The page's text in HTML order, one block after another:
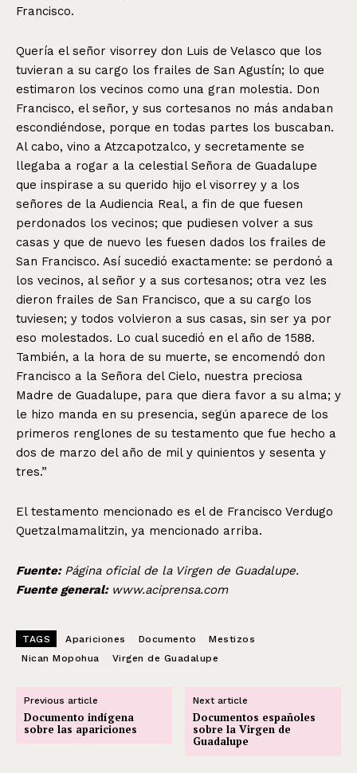
Francisco.
Quería el señor visorrey don Luis de Velasco que los
tuvieran a su cargo los frailes de San Agustín; lo que
estimaron los vecinos como una gran molestia. Don
Francisco, el señor, y sus cortesanos no más andaban
escondiéndose, porque en todas partes los buscaban.
Al cabo, vino a Atzcapotzalco, y secretamente se
llegaba a rogar a la celestial Señora de Guadalupe
que inspirase a su querido hijo el visorrey y a los
señores de la Audiencia Real, a fin de que fuesen
perdonados los vecinos; que pudiesen volver a sus
casas y que de nuevo les fuesen dados los frailes de
San Francisco. Así sucedió exactamente: se perdonó a
los vecinos, al señor y a sus cortesanos; otra vez les
dieron frailes de San Francisco, que a su cargo los
tuviesen; y todos volvieron a sus casas, sin ser ya por
eso molestados. Lo cual sucedió en el año de 1588.
También, a la hora de su muerte, se encomendó don
Francisco a la Señora del Cielo, nuestra preciosa
Madre de Guadalupe, para que diera favor a su alma; y
le hizo manda en su presencia, según aparece de los
primeros renglones de su testamento que fue hecho a
dos de marzo del año de mil y quinientos y sesenta y
tres.”
El testamento mencionado es el de Francisco Verdugo
Quetzalmamalitzin, ya mencionado arriba.
Fuente: Página oficial de la Virgen de Guadalupe.
Fuente general: www.aciprensa.com
TAGS Apariciones Documento
Mestizos
Nican Mopohua
Virgen de Guadalupe
Previous article
Documento indígena
sobre las apariciones
Next article
Documentos españoles
sobre la Virgen de
Guadalupe